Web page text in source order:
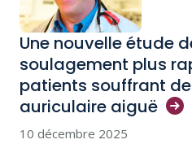
Une nouvelle étude
soulagement plus
patients souffrant
auriculaire aiguë
10 décembre 2025